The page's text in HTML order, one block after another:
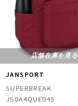
店舗在庫を見る
JANSPORT
SUPERBREAK
JS0A4QUE04S